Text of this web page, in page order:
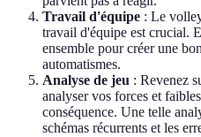
Travail d'équipe : Le
travail d'équipe est crucial.
ensemble pour créer une
automatismes.
Analyse de jeu : Revenez
analyser vos forces et
conséquence. Une telle
schémas récurrents et les